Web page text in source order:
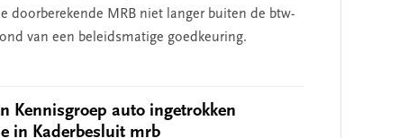
doorberekende MRB niet langer buiten de btw-
van een beleidsmatige goedkeuring.
Kennisgroep auto ingetrokken
in Kaderbesluit mrb